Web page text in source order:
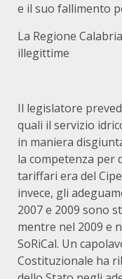
e il suo fallimento
La Regione
illegittime
Il legislatore
quali il servizio
in maniera
la competenza per
tariffari era del
invece, gli
2007 e 2009 sono
mentre nel 2009 e
SoRiCal. Un
Costituzionale ha